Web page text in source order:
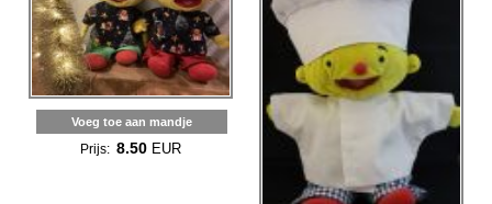
Voeg toe aan mandje
Prijs: 8.50 EUR